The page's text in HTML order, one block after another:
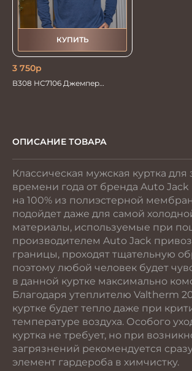
КУПИТЬ
3 750р
В308 НС7106 Джемпер
ОПИСАНИЕ ТОВАРА
Классическая мужская куртка для
времени года от бренда Auto
на 100% из полиэстерной
подойдет даже для самой
материалы, используемые при
производителем Auto Jack
границы, проходят тщательную
поэтому любой человек будет
в данной куртке максимально
Благодаря утеплителю Valtherm
куртке будет тепло даже при
температуре воздуха. Особого
куртка не требует, но при
загрязнений рекомендуется
элемент гардероба в химчистку.